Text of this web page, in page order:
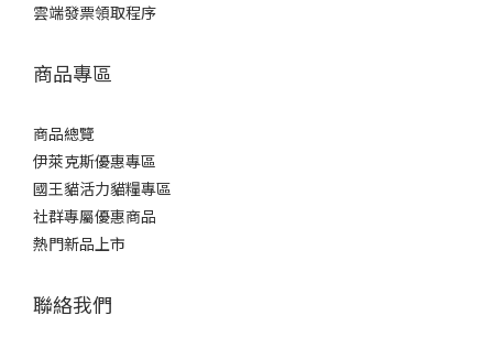
雲端發票領取程序
商品專區
商品總覽
伊萊克斯優惠專區
國王貓活力貓糧專區
社群專屬優惠商品
熱門新品上市
聯絡我們